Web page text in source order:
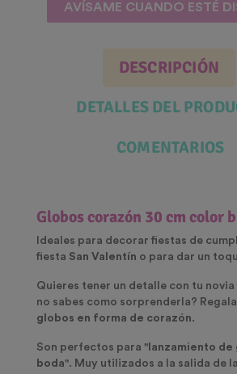
AVÍSAME CUANDO ESTÉ
DESCRIPCIÓN
DETALLES DEL
COMENTARIOS
Globos corazón 30 cm color
Ideales para decorar fiestas de
fiesta San Valentín o para dar un
Quieres tener un detalle con tu novia
no sabes como sorprenderla?
globos en forma de corazón.
Son perfectos para " lanzamiento de
boda". Muy utilizados a la salida de